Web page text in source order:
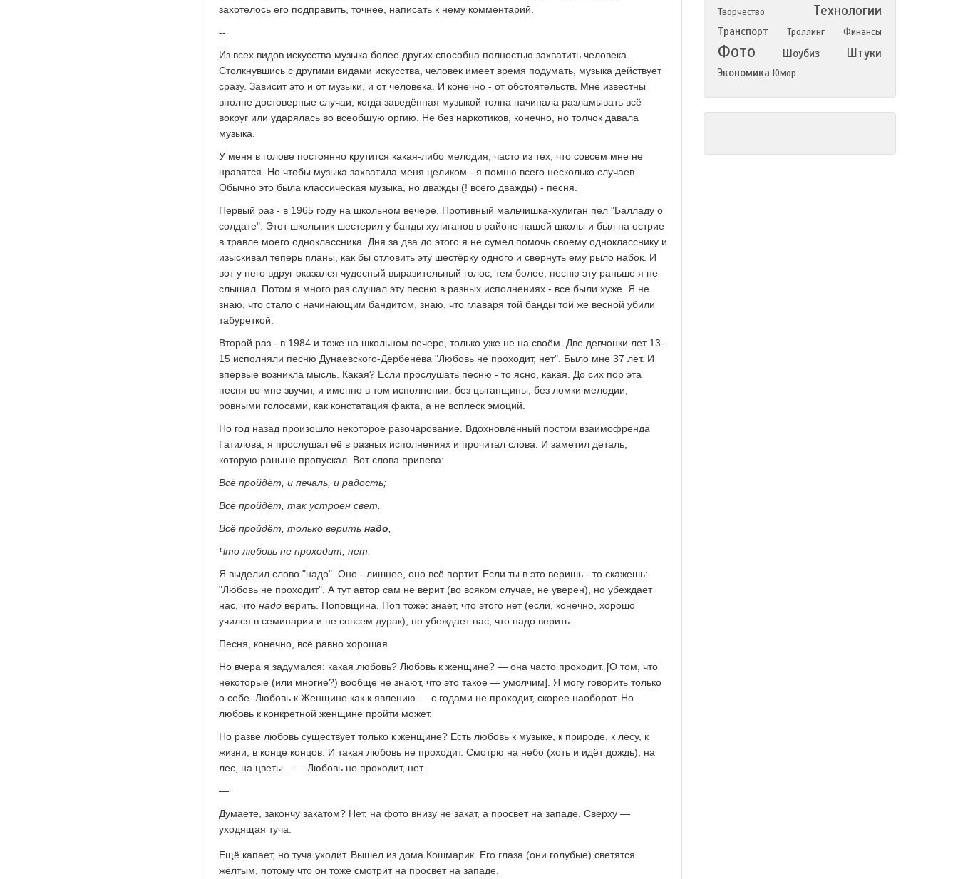
захотелось его подправить, точнее, написать к нему комментарий.
--
Из всех видов искусства музыка более других способна полностью захватить человека.
Столкнувшись с другими видами искусства, человек имеет время подумать, музыка действует
сразу. Зависит это и от музыки, и от человека. И конечно - от обстоятельств. Мне известны
вполне достоверные случаи, когда заведённая музыкой толпа начинала разламывать всё
вокруг или ударялась во всеобщую оргию. Не без наркотиков, конечно, но толчок давала
музыка.
У меня в голове постоянно крутится какая-либо мелодия, часто из тех, что совсем мне не
нравятся. Но чтобы музыка захватила меня целиком - я помню всего несколько случаев.
Обычно это была классическая музыка, но дважды (! всего дважды) - песня.
Первый раз - в 1965 году на школьном вечере. Противный мальчишка-хулиган пел "Балладу о
солдате". Этот школьник шестерил у банды хулиганов в районе нашей школы и был на острие
в травле моего одноклассника. Дня за два до этого я не сумел помочь своему однокласснику и
изыскивал теперь планы, как бы отловить эту шестёрку одного и свернуть ему рыло набок. И
вот у него вдруг оказался чудесный выразительный голос, тем более, песню эту раньше я не
слышал. Потом я много раз слушал эту песню в разных исполнениях - все были хуже. Я не
знаю, что стало с начинающим бандитом, знаю, что главаря той банды той же весной убили
табуреткой.
Второй раз - в 1984 и тоже на школьном вечере, только уже не на своём. Две девчонки лет 13-
15 исполняли песню Дунаевского-Дербенёва "Любовь не проходит, нет". Было мне 37 лет. И
впервые возникла мысль. Какая? Если прослушать песню - то ясно, какая. До сих пор эта
песня во мне звучит, и именно в том исполнении: без цыганщины, без ломки мелодии,
ровными голосами, как констатация факта, а не всплеск эмоций.
Но год назад произошло некоторое разочарование. Вдохновлённый постом взаимофренда
Гатилова, я прослушал её в разных исполнениях и прочитал слова. И заметил деталь,
которую раньше пропускал. Вот слова припева:
Всё пройдёт, и печаль, и радость;
Всё пройдёт, так устроен свет.
Всё пройдёт, только верить надо
Что любовь не проходит, нет.
Я выделил слово "надо". Оно - лишнее, оно всё портит. Если ты в это веришь - то скажешь:
"Любовь не проходит". А тут автор сам не верит (во всяком случае, не уверен), но убеждает
нас, что надо верить. Поповщина. Поп тоже: знает, что этого нет (если, конечно, хорошо
учился в семинарии и не совсем дурак), но убеждает нас, что надо верить.
Песня, конечно, всё равно хорошая.
Но вчера я задумался: какая любовь? Любовь к женщине? — она часто проходит. [О том, что
некоторые (или многие?) вообще не знают, что это такое — умолчим]. Я могу говорить только
о себе. Любовь к Женщине как к явлению — с годами не проходит, скорее наоборот. Но
любовь к конкретной женщине пройти может.
Но разве любовь существует только к женщине? Есть любовь к музыке, к природе, к лесу, к
жизни, в конце концов. И такая любовь не проходит. Смотрю на небо (хоть и идёт дождь), на
лес, на цветы... — Любовь не проходит, нет.
—
Думаете, закончу закатом? Нет, на фото внизу не закат, а просвет на западе. Сверху —
уходящая туча.
Ещё капает, но туча уходит. Вышел из дома Кошмарик. Его глаза (они голубые) светятся
жёлтым, потому что он тоже смотрит на просвет на западе.
Творчество
Технологии
Транспорт Троллинг Финансы
Фото Шоубиз Штуки
Экономика Юмор